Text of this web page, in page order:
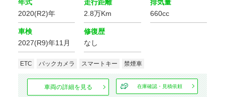
年式
2020(R2)年
走行距離
2.8万Km
排気量
660cc
車検
2027(R9)年11月
修復歴
なし
ETC バックカメラ スマートキー 禁煙車
車両の詳細を見る 在庫確認・見積依頼